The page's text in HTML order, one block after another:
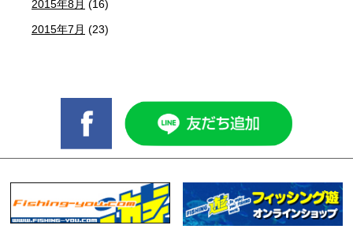
2015年8月 (16)
2015年7月 (23)